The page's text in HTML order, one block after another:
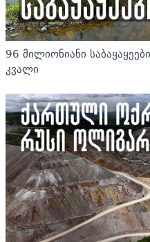
96 მილიონიანი
კვალი